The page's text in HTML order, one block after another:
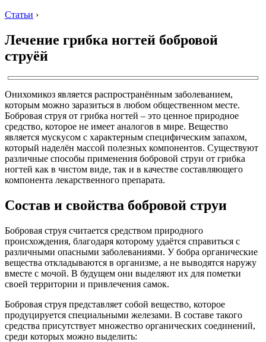
Статьи ›
Лечение грибка ногтей бобровой
струёй
Онихомикоз является распространённым заболеванием,
которым можно заразиться в любом общественном месте.
Бобровая струя от грибка ногтей – это ценное природное
средство, которое не имеет аналогов в мире. Вещество
является мускусом с характерным специфическим запахом,
который наделён массой полезных компонентов. Существуют
различные способы применения бобровой струи от грибка
ногтей как в чистом виде, так и в качестве составляющего
компонента лекарственного препарата.
Состав и свойства бобровой струи
Бобровая струя считается средством природного
происхождения, благодаря которому удаётся справиться с
различными опасными заболеваниями. У бобра органические
вещества откладываются в организме, а не выводятся наружу
вместе с мочой. В будущем они выделяют их для пометки
своей территории и привлечения самок.
Бобровая струя представляет собой вещество, которое
продуцируется специальными железами. В составе такого
средства присутствует множество органических соединений,
среди которых можно выделить: